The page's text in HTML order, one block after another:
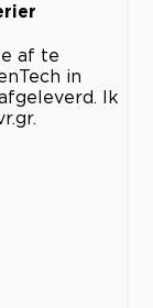
af te
in
Ik